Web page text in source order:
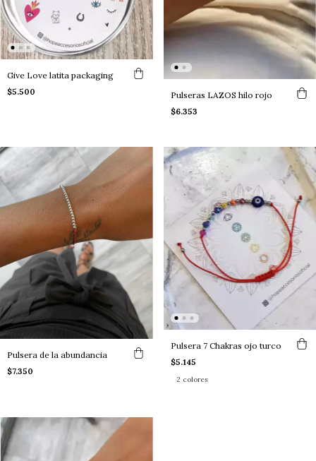
Give Love latita packaging
$5.500 Pulseras LAZOS hilo rojo
$6.353
Pulsera de la abundancia
$7.350
Pulsera 7 Chakras ojo turco
$5.145
2 colores